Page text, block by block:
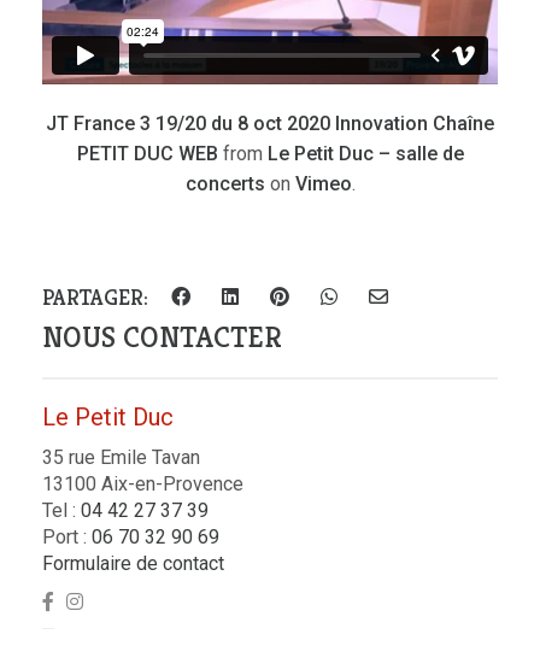
JT France 3 19/20 du 8 oct 2020 Innovation Chaîne
PETIT DUC WEB from Le Petit Duc – salle de
concerts on Vimeo.
PARTAGER:
NOUS CONTACTER
Le Petit Duc
35 rue Emile Tavan
13100 Aix-en-Provence
Tel : 04 42 27 37 39
Port : 06 70 32 90 69
Formulaire de contact